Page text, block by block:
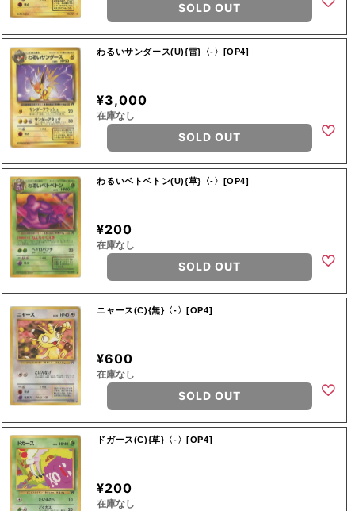
SOLD OUT
わるいサンダース(U){雷}〈-〉[OP4]
¥3,000
在庫なし
SOLD OUT
わるいベトベトン(U){草}〈-〉[OP4]
¥200
在庫なし
SOLD OUT
ニャース(C){無}〈-〉[OP4]
¥600
在庫なし
SOLD OUT
ドガース(C){草}〈-〉[OP4]
¥200
在庫なし